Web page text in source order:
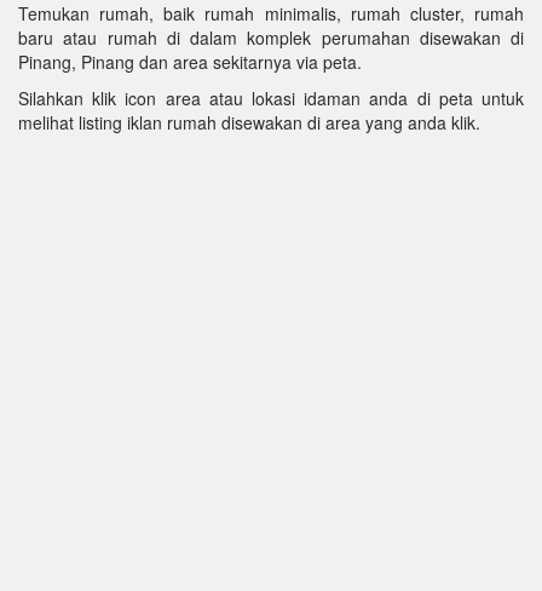
Temukan rumah, baik rumah minimalis, rumah cluster, rumah
baru atau rumah di dalam komplek perumahan disewakan di
Pinang, Pinang dan area sekitarnya via peta.
Silahkan klik icon area atau lokasi idaman anda di peta untuk
melihat listing iklan rumah disewakan di area yang anda klik.